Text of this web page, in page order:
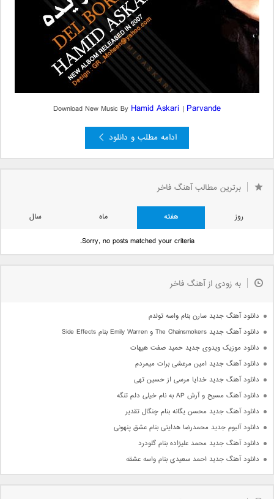
Download New Music By Hamid Askari | Parvande
ادامه مطلب و دانلود
برترین مطالب آهنگ فاخر
روز هفته ماه
سال
Sorry, no posts matched your criteria.
به زودی از آهنگ فاخر
دانلود آهنگ جدید سارن بنام واسه تولدم
دانلود آهنگ جدید The Chainsmokers و Emily Warren بنام Side Effects
دانلود موزیک ویدوی جدید حمید صفت هیهات
دانلود آهنگ جدید امین مرعشی برات میمردم
دانلود آهنگ جدید خدایا مرسی از حسین تهی
دانلود آهنگ مسیح و آرش AP به نام خیلی دلم تنگه
دانلود آهنگ جدید محسن یگانه بنام چنگال تقدیر
دانلود آلبوم جدید محمدرضا هدایتی بنام عشق پنهونی
دانلود آهنگ جدید محمد علیزاده بنام گلودرد
دانلود آهنگ جدید احمد سعیدی بنام واسه عشقه